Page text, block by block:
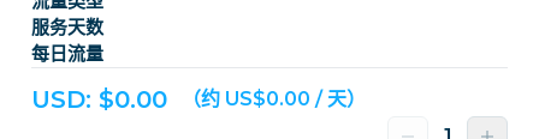
服务天数
每日流量
USD: $0.00 （约 US$0.00 / 天）